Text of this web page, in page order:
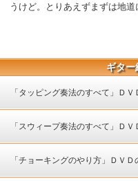
うけど。とりあえずまずは地道
ギター
「タッピング奏法のすべて」Ｄ
た！
「スウィープ奏法のすべて」Ｄ
た！
「チョーキングのやり方」ＤＶ